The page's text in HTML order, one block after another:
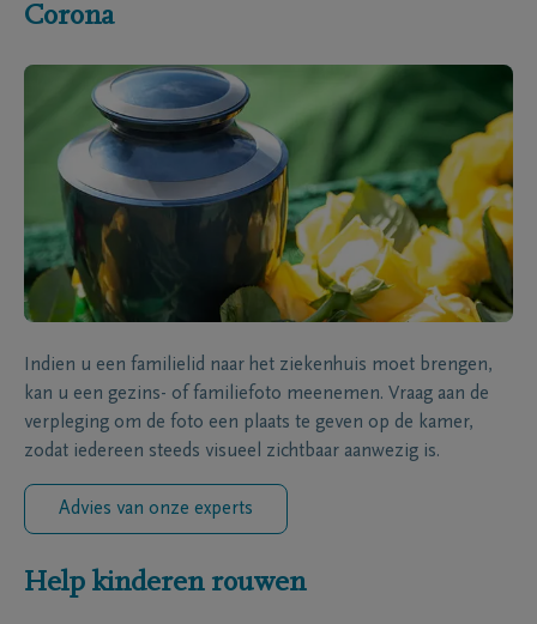
Corona
Indien u een familielid naar het ziekenhuis moet brengen,
kan u een gezins- of familiefoto meenemen. Vraag aan de
verpleging om de foto een plaats te geven op de kamer,
zodat iedereen steeds visueel zichtbaar aanwezig is.
Advies van onze experts
Help kinderen rouwen